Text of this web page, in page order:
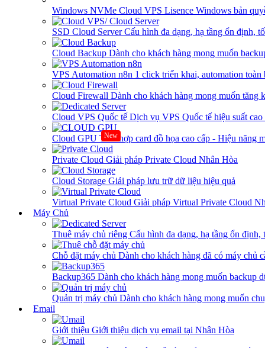
Windows NVMe Cloud VPS Lisence Windows bản
SSD Cloud ServerCấu hình đa dạng, hạ tầng ổn định,
Cloud Backup Dành cho khách hàng mong muốn
VPS Automation n8n 1 click triển khai, automation toàn
Cloud Firewall Dành cho khách hàng mong muốn tăng
Cloud VPS Quốc tế Dịch vụ VPS Quốc tế hiệu suất
Cloud GPU New
Tích hợp card đồ họa cao cấp - Hiệu năng
Private Cloud Giải pháp Private Cloud Nhân Hòa
Cloud Storage Giải pháp lưu trữ dữ liệu hiệu quả
Virtual Private Cloud Giải pháp Virtual Private Cloud
Máy Chủ
Thuê máy chủ riêng Cấu hình đa dạng, hạ tầng ổn
Chỗ đặt máy chủ Dành cho khách hàng đã có máy chủ
Backup365 Dành cho khách hàng mong muốn backup
Quản trị máy chủ Dành cho khách hàng mong muốn
Email
Giới thiệu Giới thiệu dịch vụ email tại Nhân Hòa